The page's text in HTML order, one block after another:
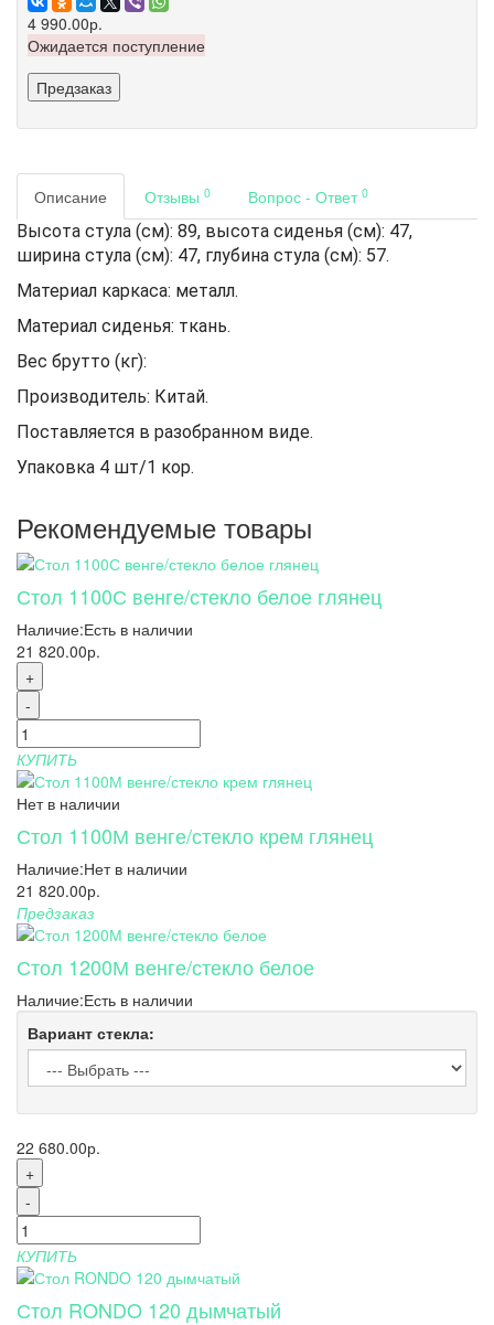
4 990.00р.
Ожидается поступление
Предзаказ
Описание Отзывы 0 Вопрос - Ответ 0
Высота стула (см): 89, высота сиденья (см): 47,
ширина стула (см): 47, глубина стула (см): 57.
Материал каркаса: металл.
Материал сиденья: ткань.
Вес брутто (кг):
Производитель: Китай.
Поставляется в разобранном виде.
Упаковка 4 шт/1 кор.
Рекомендуемые товары
Стол 1100С венге/стекло белое глянец
Наличие:Есть в наличии
21 820.00р.
+
-
КУПИТЬ
Нет в наличии
Стол 1100М венге/стекло крем глянец
Наличие:Нет в наличии
21 820.00р.
Предзаказ
Стол 1200М венге/стекло белое
Наличие:Есть в наличии
Вариант стекла:
22 680.00р.
+
-
КУПИТЬ
Стол RONDO 120 дымчатый